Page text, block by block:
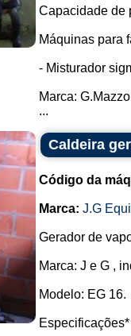
Capacidade de
Máquinas para
- Misturador
Marca:
...
Caldeira
Código da
Marca: J.G
Gerador de
Marca: J e G ,
Modelo: EG 16.
Especificações*